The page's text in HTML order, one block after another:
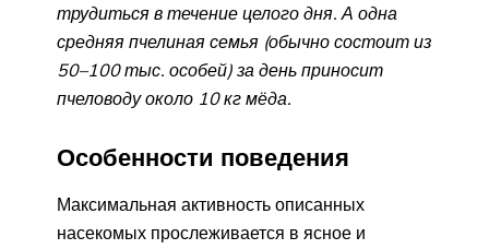
трудиться в течение целого дня. А одна
средняя пчелиная семья (обычно состоит из
50–100 тыс. особей) за день приносит
пчеловоду около 10 кг мёда.
Особенности поведения
Максимальная активность описанных
насекомых прослеживается в ясное и